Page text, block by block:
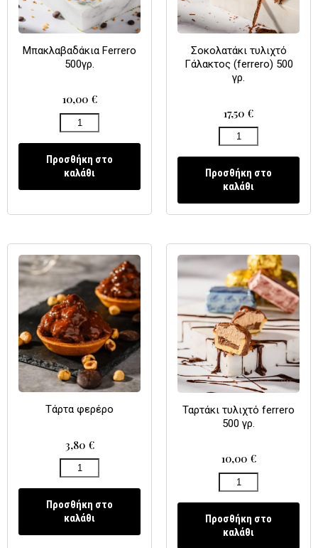
Μπακλαβαδάκια Ferrero
500γρ.
10,00 €
Προσθήκη στο
καλάθι
Σοκολατάκι τυλιχτό
Γάλακτος (ferrero) 500
γρ.
17,50 €
Προσθήκη στο
καλάθι
Τάρτα φερέρο
3,80 €
Προσθήκη στο
καλάθι
Ταρτάκι τυλιχτό ferrero
500 γρ.
10,00 €
Προσθήκη στο
καλάθι